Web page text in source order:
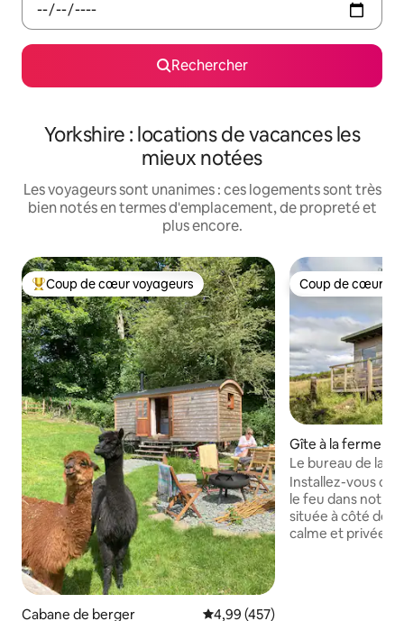
Rechercher
Yorkshire : locations de vacances les
mieux notées
Les voyageurs sont unanimes : ces logements sont très
bien notés en termes d'emplacement, de propreté et
plus encore.
Coups de cœur voyageurs les plus appréciés
Coup de cœur voyageurs
Cabane de berger Évaluation moyenne sur la
4,99 (457)
Coup de cœur
Coup de cœur
Gîte à la ferme
Le bureau de la
Cronkshaw Fold
Installez-vous
le feu dans notre
située à côté de
calme et privée.